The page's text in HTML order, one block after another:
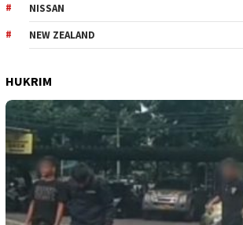
NISSAN
NEW ZEALAND
HUKRIM